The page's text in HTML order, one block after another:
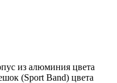
из алюминия цвета
(Sport Band) цвета